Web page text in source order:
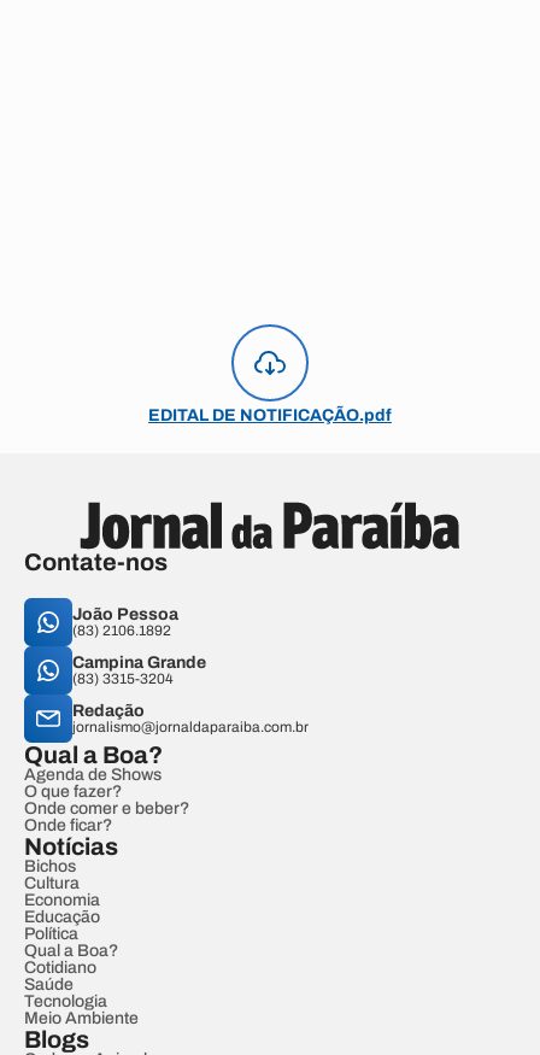
EDITAL DE NOTIFICAÇÃO.pdf
Contate-nos
João Pessoa
(83) 2106.1892
Campina Grande
(83) 3315-3204
Redação
jornalismo@jornaldaparaiba.com.br
Qual a Boa?
Agenda de Shows
O que fazer?
Onde comer e beber?
Onde ficar?
Notícias
Bichos
Cultura
Economia
Educação
Política
Qual a Boa?
Cotidiano
Saúde
Tecnologia
Meio Ambiente
Blogs